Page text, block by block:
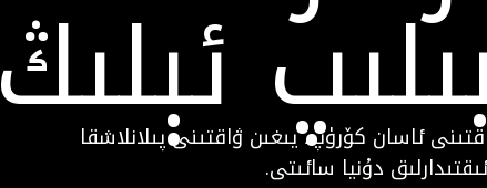
ئېلىڭ
ئاسان كۆرۈپ، يىغىن ۋاقتىنى پىلانلاشقا
دۇنيا سائىتى.